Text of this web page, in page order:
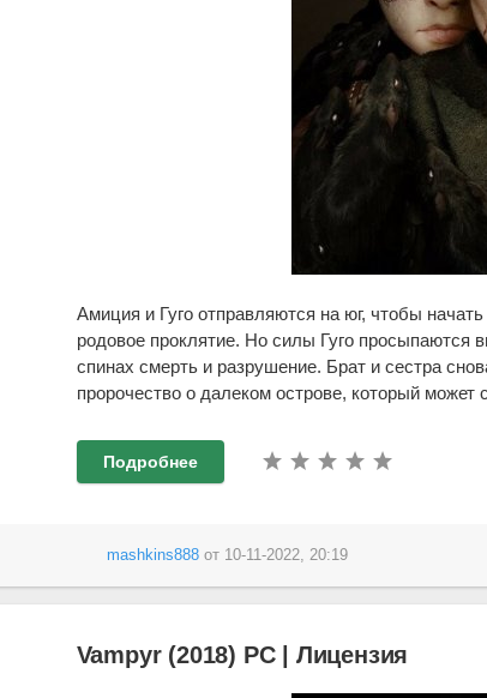
Амиция и Гуго отправляются на юг, чтобы
родовое проклятие. Но силы Гуго просыпаются
спинах смерть и разрушение. Брат и сестра
пророчество о далеком острове, который может
Подробнее
mashkins888от 10-11-2022, 20:19
Vampyr (2018) PC | Лицензия